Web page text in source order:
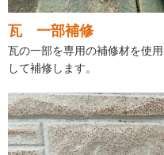
瓦 一部補修
瓦の一部を専用の補修材を使用
して補修します。